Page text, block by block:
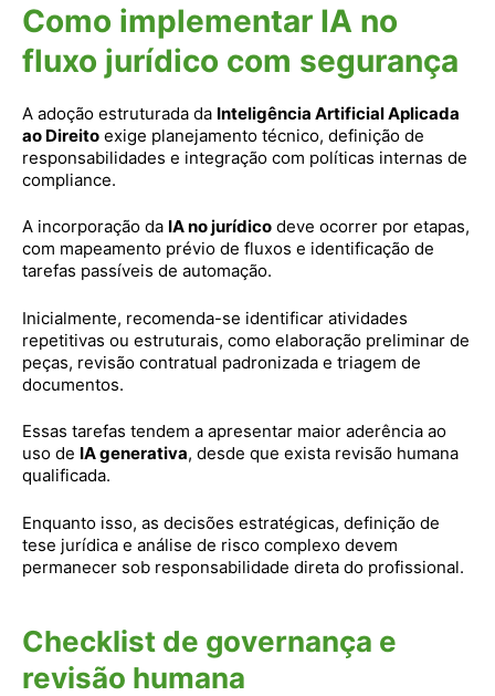
Como implementar IA no
fluxo jurídico com segurança
A adoção estruturada da Inteligência Artificial Aplicada
ao Direito exige planejamento técnico, definição de
responsabilidades e integração com políticas internas de
compliance.
A incorporação da IA no jurídico deve ocorrer por etapas,
com mapeamento prévio de fluxos e identificação de
tarefas passíveis de automação.
Inicialmente, recomenda-se identificar atividades
repetitivas ou estruturais, como elaboração preliminar de
peças, revisão contratual padronizada e triagem de
documentos.
Essas tarefas tendem a apresentar maior aderência ao
uso de IA generativa, desde que exista revisão humana
qualificada.
Enquanto isso, as decisões estratégicas, definição de
tese jurídica e análise de risco complexo devem
permanecer sob responsabilidade direta do profissional.
Checklist de governança e
revisão humana